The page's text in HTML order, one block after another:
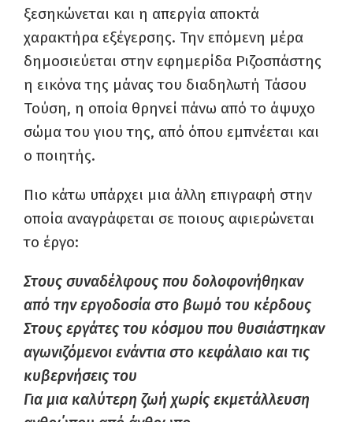
ξεσηκώνεται και η απεργία αποκτά
χαρακτήρα εξέγερσης. Την επόμενη μέρα
δημοσιεύεται στην εφημερίδα Ριζοσπάστης
η εικόνα της μάνας του διαδηλωτή Τάσου
Τούση, η οποία θρηνεί πάνω από το άψυχο
σώμα του γιου της, από όπου εμπνέεται και
ο ποιητής.
Πιο κάτω υπάρχει μια άλλη επιγραφή στην
οποία αναγράφεται σε ποιους αφιερώνεται
το έργο:
Στους συναδέλφους που δολοφονήθηκαν
από την εργοδοσία στο βωμό του κέρδους
Στους εργάτες του κόσμου που θυσιάστηκαν
αγωνιζόμενοι ενάντια στο κεφάλαιο και τις
κυβερνήσεις του
Για μια καλύτερη ζωή χωρίς εκμετάλλευση